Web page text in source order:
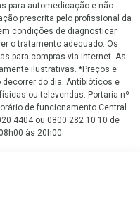
para automedicação e não
prescrita pelo profissional da
condições de diagnosticar
o tratamento adequado. Os
para compras via internet. As
ilustrativas. *Preços e
do dia. Antibióticos e
ou televendas. Portaria nº
de funcionamento Central
4404 ou 0800 282 10 10 de
às 20h00.